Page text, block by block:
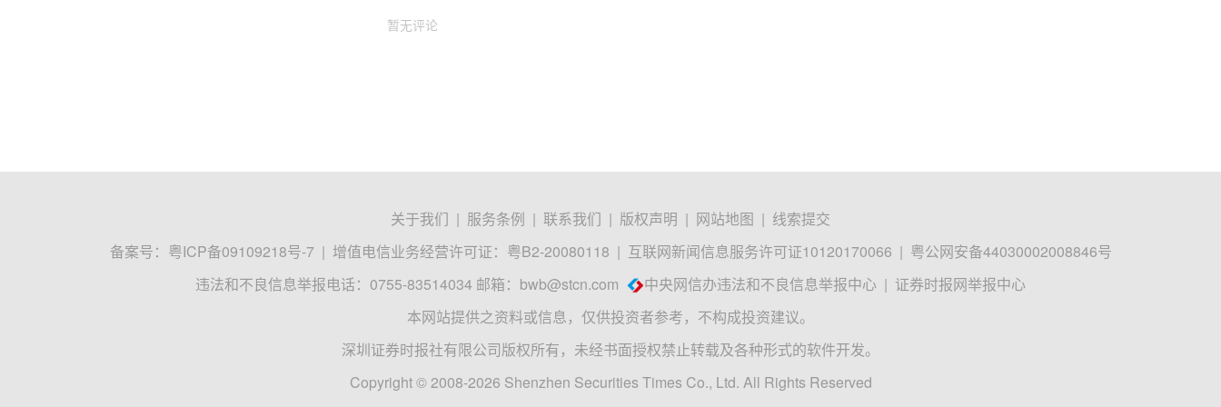
暂无评论
关于我们 | 服务条例 | 联系我们 | 版权声明 | 网站地图 | 线索提交
备案号： 粤ICP备09109218号-7 | 增值电信业务经营许可证：粤B2-20080118 | 互联网新闻信息服务许可证10120170066 | 粤公网安备44030002008846号
违法和不良信息举报电话：0755-83514034 邮箱： bwb@stcn.com 中央网信办违法和不良信息举报中心 | 证券时报网举报中心
本网站提供之资料或信息，仅供投资者参考，不构成投资建议。
深圳证券时报社有限公司版权所有，未经书面授权禁止转载及各种形式的软件开发。
Copyright © 2008-2026 Shenzhen Securities Times Co., Ltd. All Rights Reserved